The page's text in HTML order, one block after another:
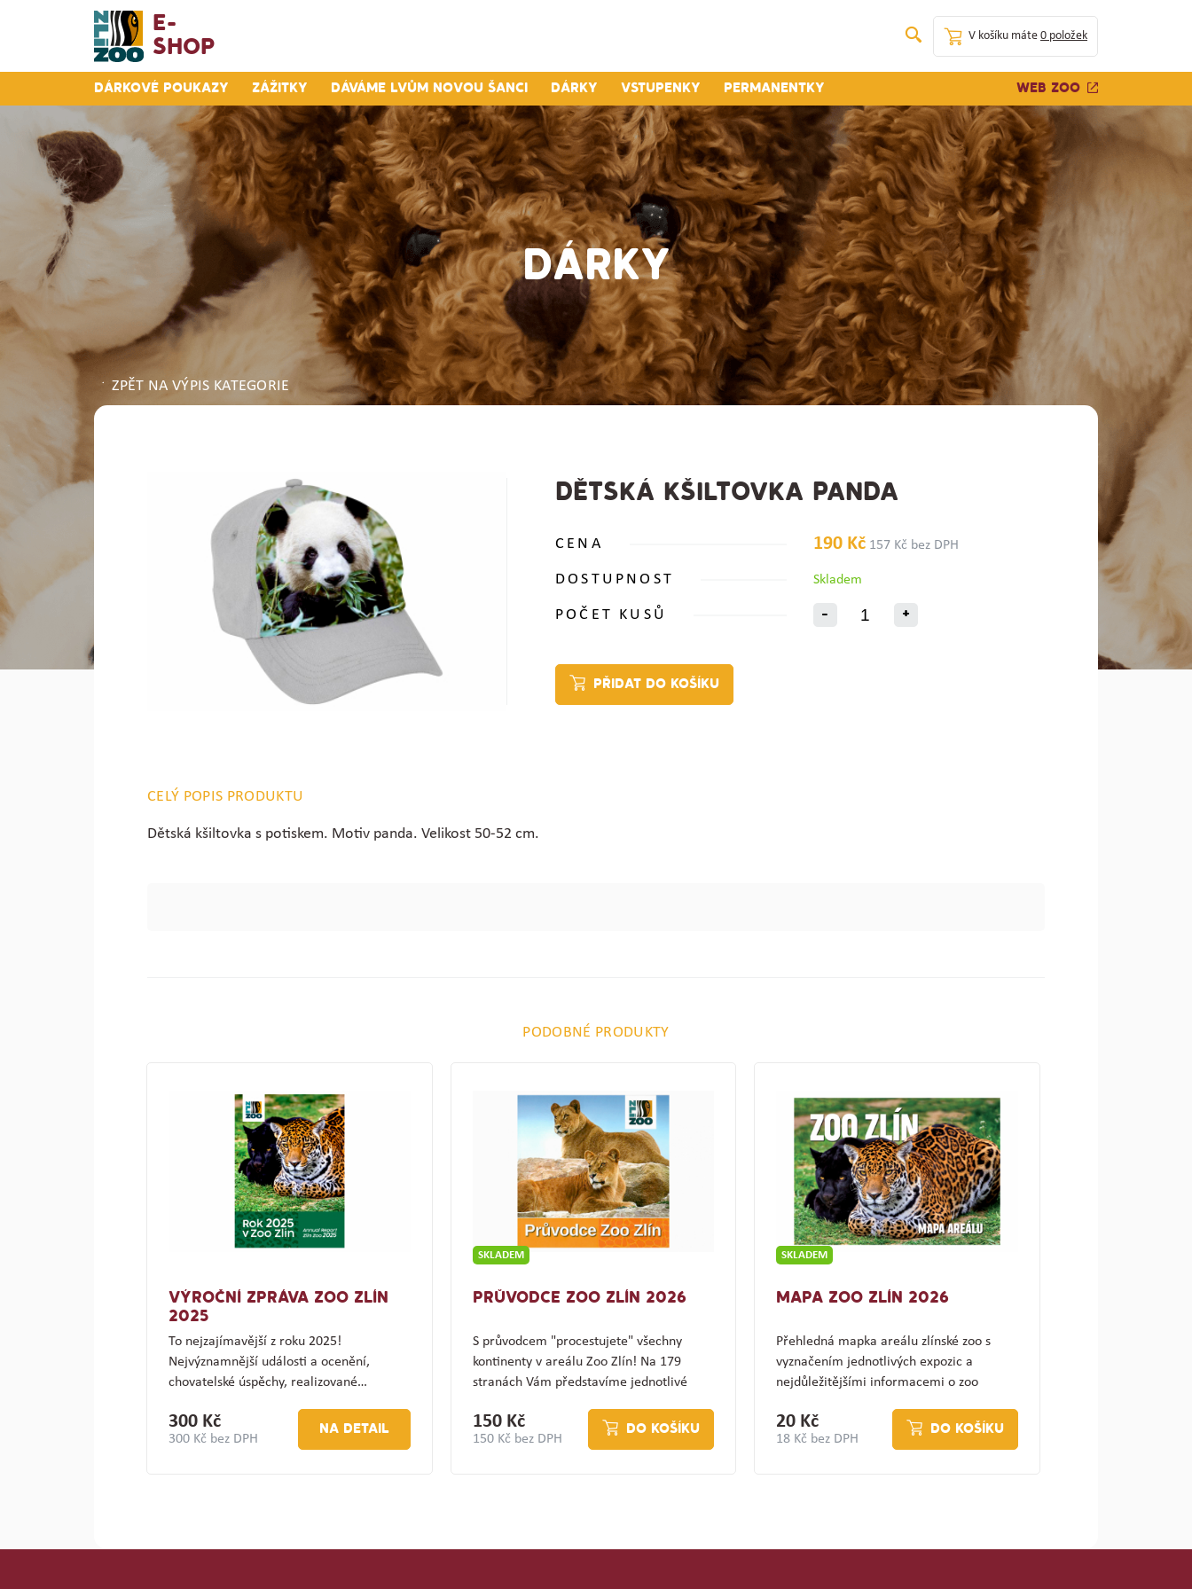
E-
Shop
V košíku máte 0 položek
Dárkové poukazy Zážitky Dáváme lvům novou šanci Dárky Vstupenky Permanentky Web zoo
DÁRKY
ZPĚT NA VÝPIS KATEGORIE
DĚTSKÁ KŠILTOVKA PANDA
CENA 190 Kč 157 Kč bez DPH
DOSTUPNOST Skladem
POČET KUSŮ - +
PŘIDAT DO KOŠÍKU
CELÝ POPIS PRODUKTU
Dětská kšiltovka s potiskem. Motiv panda. Velikost 50-52 cm.
PODOBNÉ PRODUKTY
VÝROČNÍ ZPRÁVA ZOO ZLÍN
2025
To nejzajímavější z roku 2025!
Nejvýznamnější události a ocenění,
chovatelské úspěchy, realizované…
300 Kč
300 Kč bez DPH
NA DETAIL
SKLADEM
PRŮVODCE ZOO ZLÍN 2026
S průvodcem "procestujete" všechny
kontinenty v areálu Zoo Zlín! Na 179
stranách Vám představíme jednotlivé
150 Kč
150 Kč bez DPH
DO KOŠÍKU
SKLADEM
MAPA ZOO ZLÍN 2026
Přehledná mapka areálu zlínské zoo s
vyznačením jednotlivých expozic a
nejdůležitějšími informacemi o zoo
20 Kč
18 Kč bez DPH
DO KOŠÍKU